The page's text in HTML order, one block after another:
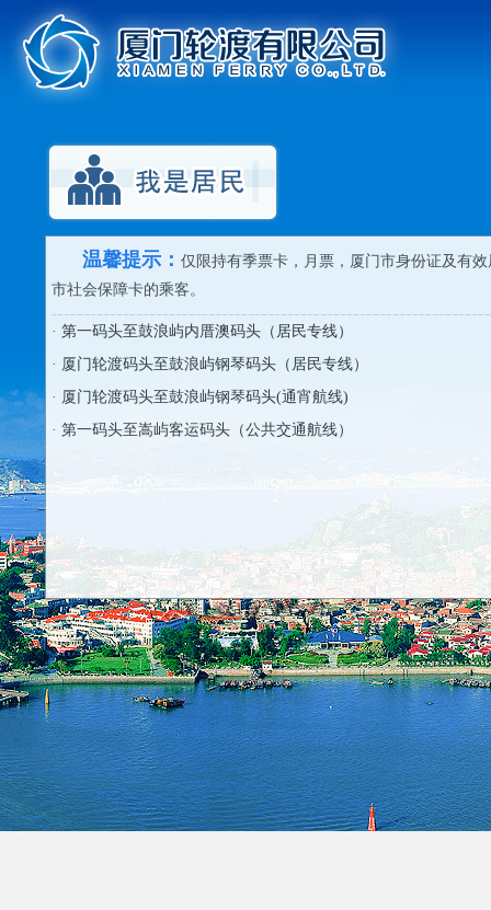
温馨提示： 仅限持有季票卡，月票，厦门市身份证及有效
市社会保障卡的乘客。
· 第一码头至鼓浪屿内厝澳码头（居民专线）
· 厦门轮渡码头至鼓浪屿钢琴码头（居民专线）
· 厦门轮渡码头至鼓浪屿钢琴码头(通宵航线)
· 第一码头至嵩屿客运码头（公共交通航线）